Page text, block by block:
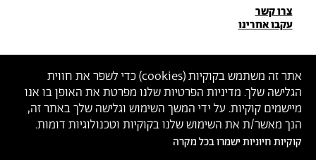
אתר זה משתמש בקוקיות (cookies) כדי לשפר את חווית
הגלישה שלך. מדיניות הפרטיות שלנו מפרטת את האופן בו אנו
מיישמים קוקיות. על ידי המשך השימוש וגלישה שלך באתר זה,
הנך מאשר/ת את השימוש שלנו בקוקיות וטכנולוגיות דומות.
קוקיות חיוניות ישמרו בכל מקרה
פרטי
יצירת
קשר
צרו קשר
עקבו אחרינו
הצטרפו לניוזלטר שלנו
הכניסו כתובת מייל
ההצטרפות מהווה הסכמה למדיניות הפרטיות ול תנאי השימוש של בצלאל